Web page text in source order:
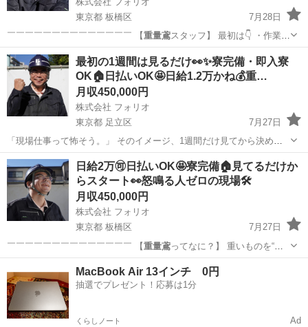
東京都 板橋区
7月28日
￣￣￣￣￣￣￣￣￣￣￣￣￣￣ 【重量鳶スタッフ】 最初は👇 ・作業
を…
東京 板橋区 重量鳶
最初の1週間は見るだけ👀✨寮完備・即入寮
OK🏠日払いOK🤩日給1.2万かね💰重…
月収450,000円
株式会社 フォリオ
東京都 足立区
7月27日
「現場仕事って怖そう。」 そのイメージ、1週間だけ見てから決めま
せんか？😊 合わなければ、そのまま辞めても大丈夫です！ ￣￣￣￣￣
￣￣￣￣￣￣￣￣￣￣￣ POINT 👀最初の1週間は見るだけ！ い...
東京 足立区 鳶職 重量鳶
日給2万🉑日払いOK🤩寮完備🏠見てるだけか
らスタート👀怒鳴る人ゼロの現場🛠️
月収450,000円
株式会社 フォリオ
東京都 板橋区
7月27日
￣￣￣￣￣￣￣￣￣￣￣￣￣￣ 【重量鳶ってなに？】 重いものを“安
全に運ぶ…
MacBook Air 13インチ 0円
抽選でプレゼント！応募は1分
くらしノート Ad